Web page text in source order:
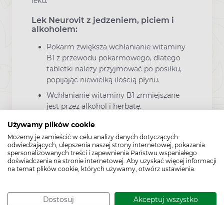
Używamy plików cookie
Możemy je zamieścić w celu analizy danych dotyczących
odwiedzających, ulepszenia naszej strony internetowej, pokazania
spersonalizowanych treści i zapewnienia Państwu wspaniałego
doświadczenia na stronie internetowej. Aby uzyskać więcej informacji
na temat plików cookie, których używamy, otwórz ustawienia.
Dostosuj Akceptuj wszystko
Lek Neurovit z jedzeniem, piciem i
alkoholem:
Pokarm zwiększa wchłanianie witaminy
B1 z przewodu pokarmowego, dlatego
tabletki należy przyjmować po posiłku,
popijając niewielką ilością płynu.
Wchłanianie witaminy B1 zmniejszane
jest przez alkohol i herbatę.
Jeśli witamina B1 przyjmowana jest
razem z napojami zawierającymi
siarczyny (np. wino), może ona ulec
rozkładowi i tym samym stracić swoje
właściwości.
Neurovit a ciąża i karmienie piersią